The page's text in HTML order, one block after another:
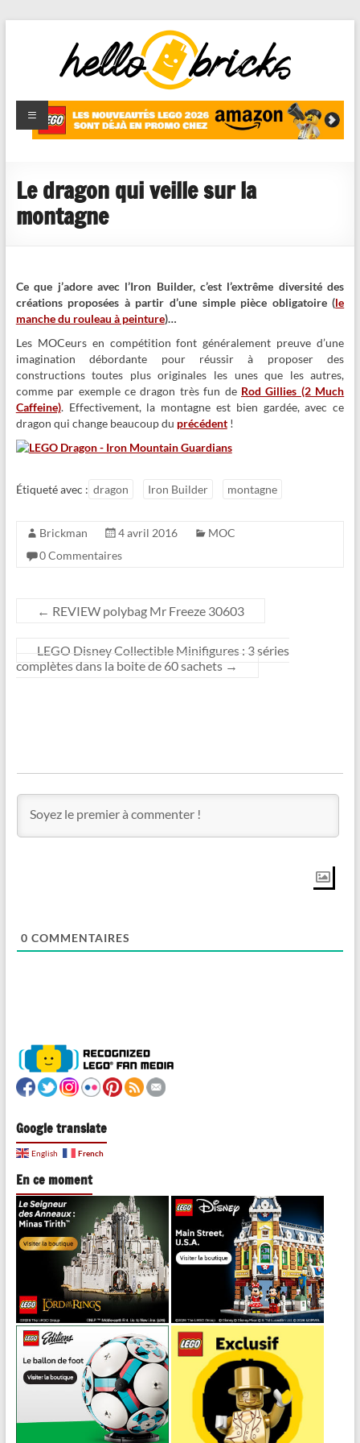
HelloBricks
Blog LEGO,
nouveaut�s
reviews
Le dragon qui veille sur la
montagne
Ce que j’adore avec l’Iron Builder, c’est l’extrême diversité des
créations proposées à partir d’une simple pièce obligatoire (le
manche du rouleau à peinture)…
Les MOCeurs en compétition font généralement preuve d’une
imagination débordante pour réussir à proposer des
constructions toutes plus originales les unes que les autres,
comme par exemple ce dragon très fun de Rod Gillies (2 Much
Caffeine). Effectivement, la montagne est bien gardée, avec ce
dragon qui change beaucoup du précédent!
Étiqueté avec : dragon Iron Builder montagne
Brickman 4 avril 2016
MOC
0 Commentaires
← REVIEW polybag Mr Freeze 30603
LEGO Disney Collectible Minifigures : 3 séries
complètes dans la boite de 60 sachets →
0 COMMENTAIRES
Google translate
English French
En ce moment